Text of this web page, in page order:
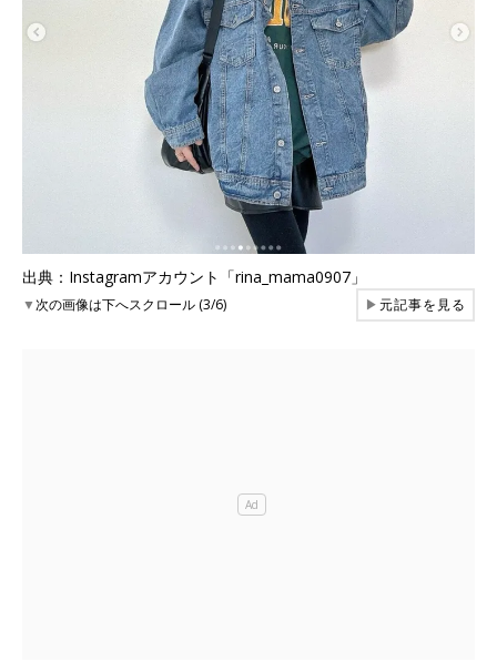
出典：Instagramアカウント「rina_mama0907」
▼次の画像は下へスクロール (3/6) ▶元記事を見る